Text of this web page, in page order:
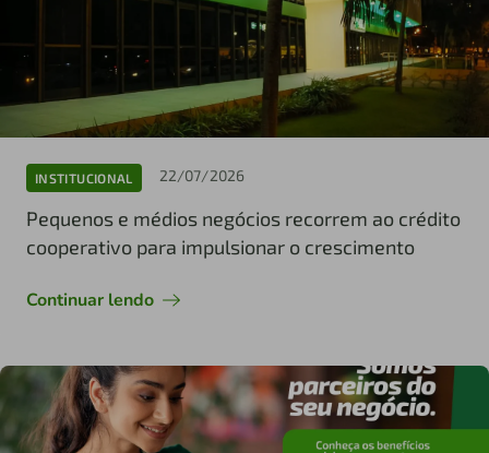
INSTITUCIONAL 22/07/2026
Pequenos e médios negócios recorrem ao crédito
cooperativo para impulsionar o crescimento
Continuar lendo